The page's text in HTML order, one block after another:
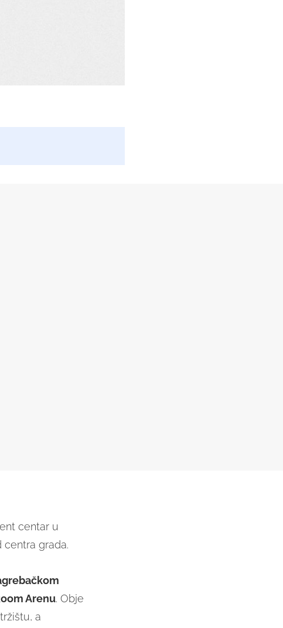
centar u
centra grada.
Arenu. Obje
a